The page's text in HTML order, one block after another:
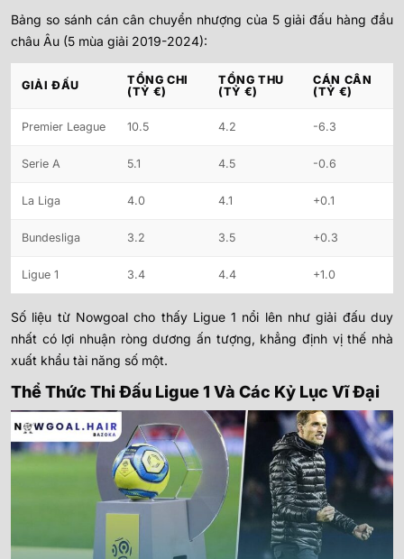
Bảng so sánh cán cân chuyển nhượng của 5 giải đấu hàng đầu
châu Âu (5 mùa giải 2019-2024):
GIẢI ĐẤU
TỔNG CHI
(TỶ €)
TỔNG THU
(TỶ €)
CÁN CÂN
(TỶ €)
Premier League 10.5 4.2 -6.3
Serie A 5.1 4.5 -0.6
La Liga 4.0 4.1 +0.1
Bundesliga 3.2 3.5 +0.3
Ligue 1 3.4 4.4 +1.0
Số liệu từ Nowgoal cho thấy Ligue 1 nổi lên như giải đấu duy
nhất có lợi nhuận ròng dương ấn tượng, khẳng định vị thế nhà
xuất khẩu tài năng số một.
Thể Thức Thi Đấu Ligue 1 Và Các Kỷ Lục Vĩ Đại